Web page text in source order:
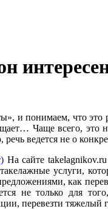
и понимаем, что это
Чаще всего, это
ведется не о
На сайте
такелажные услуги,
как
не только для
перевезти тяжелый